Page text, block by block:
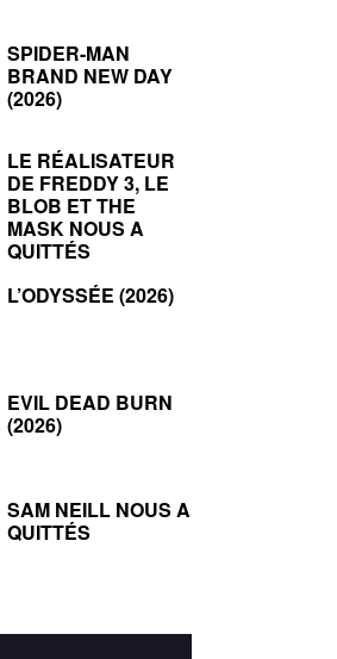
SPIDER-MAN
BRAND NEW DAY
(2026)
LE RÉALISATEUR
DE FREDDY 3, LE
BLOB ET THE
MASK NOUS A
QUITTÉS
L’ODYSSÉE (2026)
EVIL DEAD BURN
(2026)
SAM NEILL NOUS A
QUITTÉS